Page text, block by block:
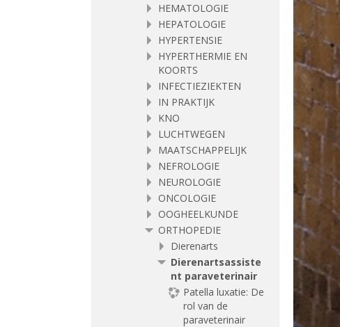
HEMATOLOGIE
HEPATOLOGIE
HYPERTENSIE
HYPERTHERMIE EN
KOORTS
INFECTIEZIEKTEN
IN PRAKTIJK
KNO
LUCHTWEGEN
MAATSCHAPPELIJK
NEFROLOGIE
NEUROLOGIE
ONCOLOGIE
OOGHEELKUNDE
ORTHOPEDIE
Dierenarts
Dierenartsassiste
nt paraveterinair
Patella luxatie: De
rol van de
paraveterinair